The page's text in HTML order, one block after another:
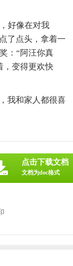
好像在对我
了点头，拿着一
：“阿汪你真
，变得更欢快
我和家人都很喜
点击下载文档
文档为doc格式